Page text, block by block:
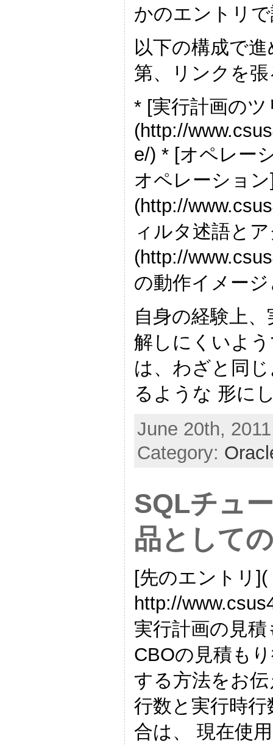
かのエントリ
以下の構成で
第、リンクを
* [実行計画の
(http://
e/) * [オペレー
オペレーショ
(http://
ィルタ述語と
(http://
の動作イメー
自身の経験上
解しにくいよ
は、わざと同
るような 形に
June 20th,
Category:
SQLチュ
品として
[先のエントリ](
http://
実行計画の見
CBOの見積も
する方法をお
行数と実行時
合は、 現在使